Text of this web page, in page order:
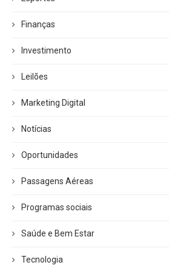
Finanças
Investimento
Leilões
Marketing Digital
Notícias
Oportunidades
Passagens Aéreas
Programas sociais
Saúde e Bem Estar
Tecnologia